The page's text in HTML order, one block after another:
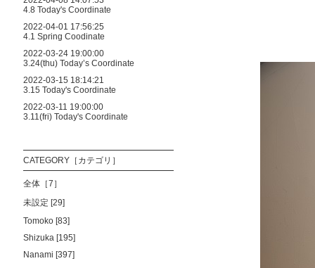
4.8 Today's Coordinate
2022-04-01 17:56:25
4.1 Spring Coodinate
2022-03-24 19:00:00
3.24(thu) Today’s Coordinate
2022-03-15 18:14:21
3.15 Today's Coordinate
2022-03-11 19:00:00
3.11(fri) Today's Coordinate
CATEGORY［カテゴリ］
全体［7］
未設定 [29]
Tomoko [83]
Shizuka [195]
Nanami [397]